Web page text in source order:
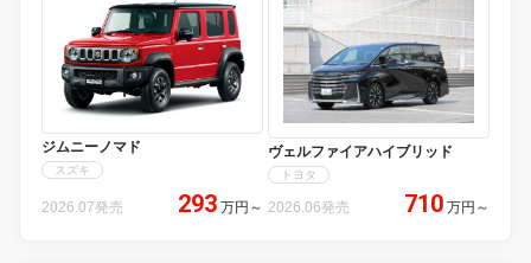
ジムニーノマド
スズキ
2026.07発売 293 万円 ～
ヴェルファイアハイブリッド
トヨタ
2026.06発売 710 万円 ～